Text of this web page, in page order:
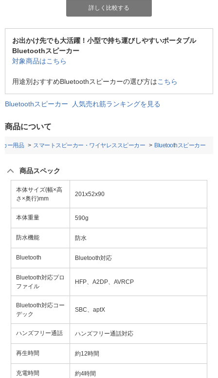
詳しく比較する
お出かけ先でも大活躍！小型で持ち運びしやすいポータブル
Bluetoothスピーカー
対象商品はこちら
用途別おすすめBluetoothスピーカーの選び方はこちら
Bluetoothスピーカー 人気売れ筋ランキングを見る
商品について
カー用品 スマートスピーカー・ワイヤレススピーカー Bluetoothスピーカー
商品スペック
本体サイズ(幅×高
さ×奥行)mm
201x52x90
本体重量 590g
防水機能 防水
Bluetooth Bluetooth対応
Bluetooth対応プロ
ファイル
HFP、A2DP、AVRCP
Bluetooth対応コー
デック
SBC、aptX
ハンズフリー通話 ハンズフリー通話対応
再生時間 約12時間
充電時間 約4時間